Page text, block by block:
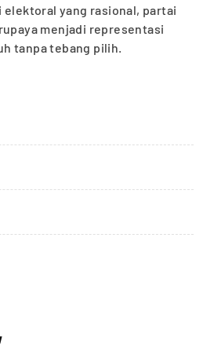
yang rasional, partai
menjadi representasi
tanpa tebang pilih.